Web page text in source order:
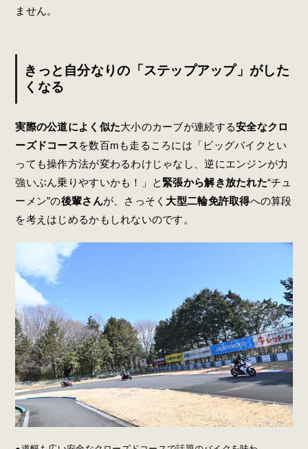
ません。
きっと自分なりの「ステップアップ」がした
くなる
実際の公道によく似た大小のカーブが連続する安全なクロ
ーズドコースを数百mも走るころには「ビッグバイクとい
っても操作方法が変わるわけじゃなし、逆にエンジンが力
強いぶん乗りやすいかも！」と 緊張から解き放たれた“チュ
ーメン”の後輩さんが、さっそく 大型二輪免許取得への算段
を考えはじめるかもしれないのです。